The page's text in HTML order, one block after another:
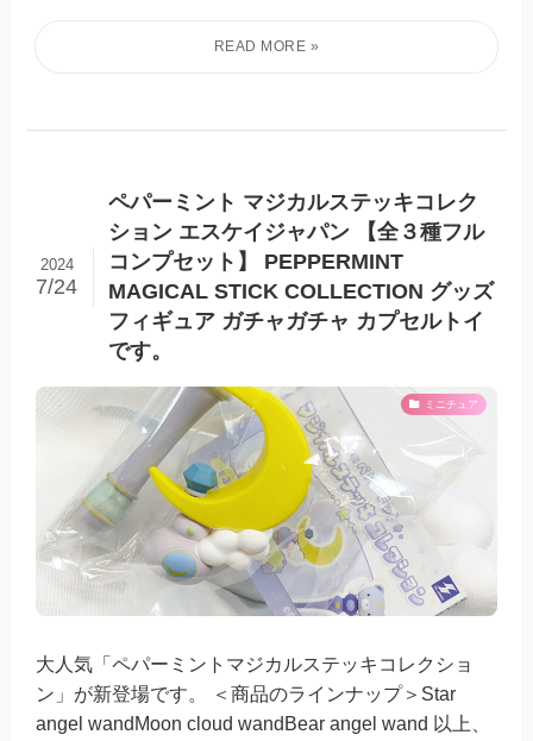
ペパーミント マジカルステッキコレク
ション エスケイジャパン 【全３種フル
コンプセット】 PEPPERMINT
MAGICAL STICK COLLECTION グッズ
フィギュア ガチャガチャ カプセルトイ
です。
2024
7/24
ミニチュア
大人気「ペパーミントマジカルステッキコレクショ
ン」が新登場です。 ＜商品のラインナップ＞Star
angel wandMoon cloud wandBear angel wand 以上、